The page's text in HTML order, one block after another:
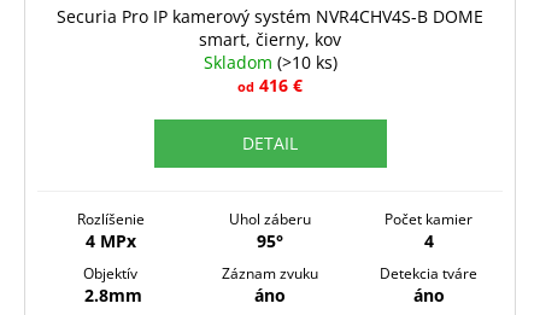
Securia Pro IP kamerový systém NVR4CHV4S-B DOME
smart, čierny, kov
Skladom (>10 ks)
od 416 €
DETAIL
Rozlíšenie
4 MPx
Uhol záberu
95°
Počet kamier
4
Objektív
2.8mm
Záznam zvuku
áno
Detekcia tváre
áno